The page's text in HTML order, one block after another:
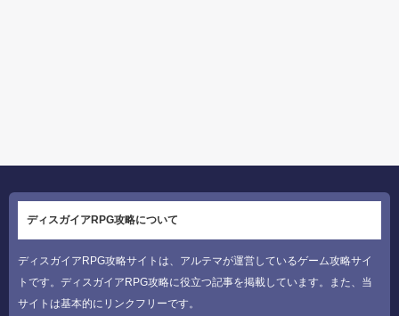
ディスガイアRPG攻略について
ディスガイアRPG攻略サイトは、アルテマが運営しているゲーム攻略サイ
トです。ディスガイアRPG攻略に役立つ記事を掲載しています。また、当
サイトは基本的にリンクフリーです。